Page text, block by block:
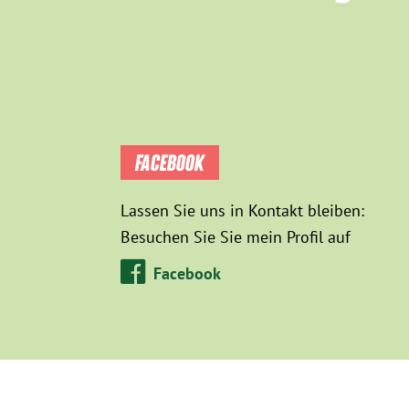
FACEBOOK
Lassen Sie uns in Kontakt bleiben:
Besuchen Sie Sie mein Profil auf
Facebook